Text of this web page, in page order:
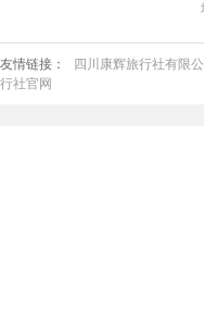
友情链接： 四川康辉旅行社有限公
行社官网